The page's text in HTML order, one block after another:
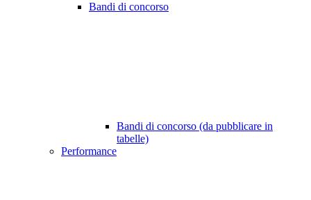
Bandi di concorso
Bandi di concorso (da pubblicare in
tabelle)
Performance